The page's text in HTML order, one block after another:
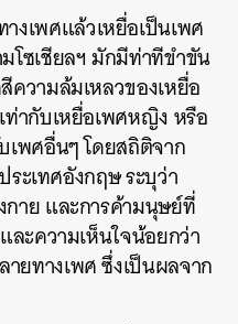
งเพศแล้วเหยื่อเป็นเพศ
โซเชียลฯ มักมีท่าทีขำขัน
ความล้มเหลวของเหยื่อ
ท่ากับเหยื่อเพศหญิง หรือ
เพศอื่นๆ โดยสถิติจาก
ะเทศอังกฤษ ระบุว่า
กาย และการค้ามนุษย์ที่
ละความเห็นใจน้อยกว่า
ยทางเพศ ซึ่งเป็นผลจาก